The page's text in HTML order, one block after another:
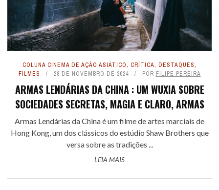
COLUNA CINEMA DE AÇÃO ASIÁTICO, CRÍTICA, DESTAQUES,
FILMES
28 DE NOVEMBRO DE 2024 POR FILIPE PEREIRA
ARMAS LENDÁRIAS DA CHINA : UM WUXIA SOBRE
SOCIEDADES SECRETAS, MAGIA E CLARO, ARMAS
Armas Lendárias da China é um filme de artes marciais de
Hong Kong, um dos clássicos do estúdio Shaw Brothers que
versa sobre as tradições ...
LEIA MAIS